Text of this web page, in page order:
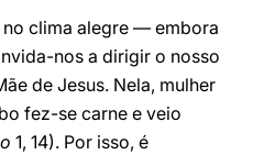
clima alegre — embora
nos a dirigir o nosso
de Jesus. Nela, mulher
fez-se carne e veio
1, 14). Por isso, é